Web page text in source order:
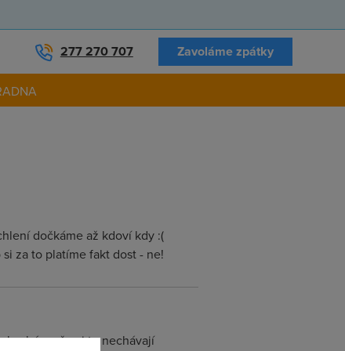
277 270 707 Zavoláme zpátky
dočkáme až kdoví kdy :(
za to platíme fakt dost - ne!
chápu, že si to nechávají